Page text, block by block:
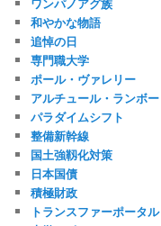
和やかな物語
追悼の日
専門職大学
ポール・ヴァレリー
アルチュール・ランボー
パラダイムシフト
整備新幹線
国土強靱化対策
日本国債
積極財政
トランスファーポータル